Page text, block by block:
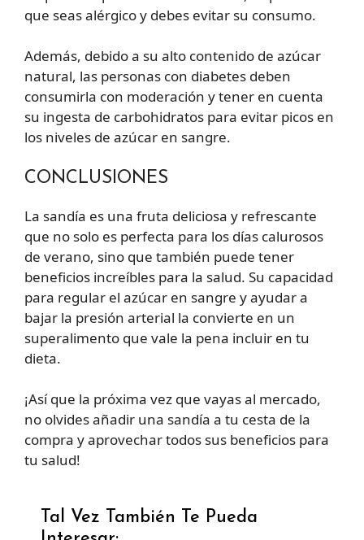
que seas alérgico y debes evitar su consumo.
Además, debido a su alto contenido de azúcar
natural, las personas con diabetes deben
consumirla con moderación y tener en cuenta
su ingesta de carbohidratos para evitar picos en
los niveles de azúcar en sangre.
CONCLUSIONES
La sandía es una fruta deliciosa y refrescante
que no solo es perfecta para los días calurosos
de verano, sino que también puede tener
beneficios increíbles para la salud. Su capacidad
para regular el azúcar en sangre y ayudar a
bajar la presión arterial la convierte en un
superalimento que vale la pena incluir en tu
dieta.
¡Así que la próxima vez que vayas al mercado,
no olvides añadir una sandía a tu cesta de la
compra y aprovechar todos sus beneficios para
tu salud!
Tal Vez También Te Pueda